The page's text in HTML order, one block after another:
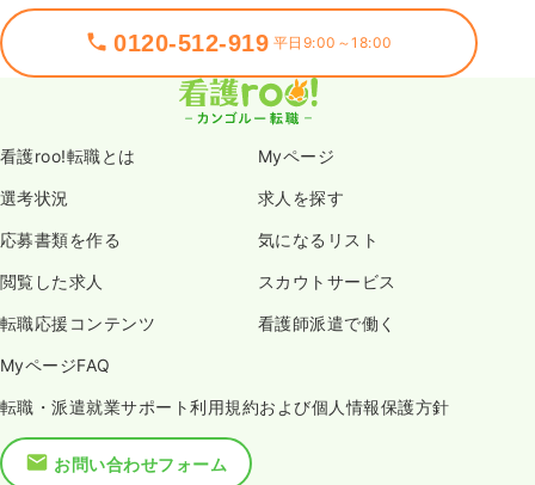
0120-512-919 平日9:00～18:00
看護roo!転職とは Myページ
選考状況 求人を探す
応募書類を作る 気になるリスト
閲覧した求人 スカウトサービス
転職応援コンテンツ 看護師派遣で働く
MyページFAQ
転職・派遣就業サポート利用規約および個人情報保護方針
お問い合わせフォーム